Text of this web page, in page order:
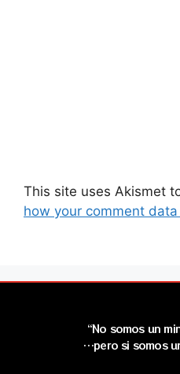
This site uses Akismet
how your comment
“No somos un
…pero si somos